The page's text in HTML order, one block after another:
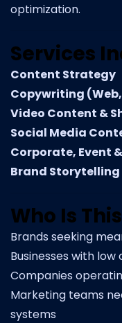
optimization.
Services
Content Strategy
Copywriting
Video Content &
Social Media
Corporate, Event
Brand Storytelling
Who Is
Brands seeking
Businesses with
Companies
Marketing teams
systems